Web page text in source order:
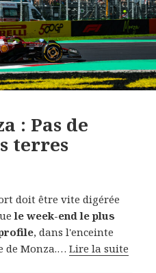
: Pas de
terres
doit être vite digérée
le week-end le plus
, dans l'enceinte
de Monza.…Lire la suite